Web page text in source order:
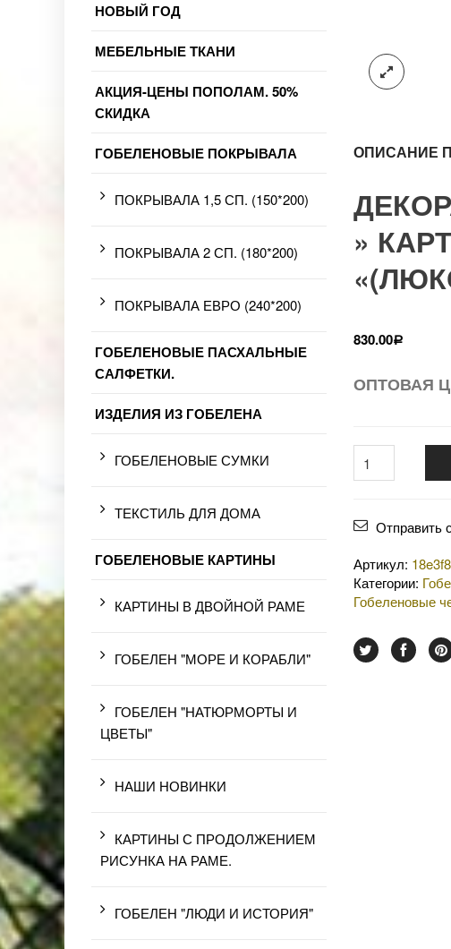
ОПИСАНИЕ
»
830.00Р
ОПТОВАЯ
Отправить
Артикул:
Категории:
Гобеленовые
НОВЫЙ ГОД
МЕБЕЛЬНЫЕ ТКАНИ
АКЦИЯ-ЦЕНЫ ПОПОЛАМ. 50%
СКИДКА
ГОБЕЛЕНОВЫЕ ПОКРЫВАЛА
ПОКРЫВАЛА 1,5 СП. (150*200)
ПОКРЫВАЛА 2 СП. (180*200)
ПОКРЫВАЛА ЕВРО (240*200)
ГОБЕЛЕНОВЫЕ ПАСХАЛЬНЫЕ
САЛФЕТКИ.
ИЗДЕЛИЯ ИЗ ГОБЕЛЕНА
ГОБЕЛЕНОВЫЕ СУМКИ
ТЕКСТИЛЬ ДЛЯ ДОМА
ГОБЕЛЕНОВЫЕ КАРТИНЫ
КАРТИНЫ В ДВОЙНОЙ РАМЕ
ГОБЕЛЕН "МОРЕ И КОРАБЛИ"
ГОБЕЛЕН "НАТЮРМОРТЫ И
ЦВЕТЫ"
НАШИ НОВИНКИ
КАРТИНЫ С ПРОДОЛЖЕНИЕМ
РИСУНКА НА РАМЕ.
ГОБЕЛЕН "ЛЮДИ И ИСТОРИЯ"